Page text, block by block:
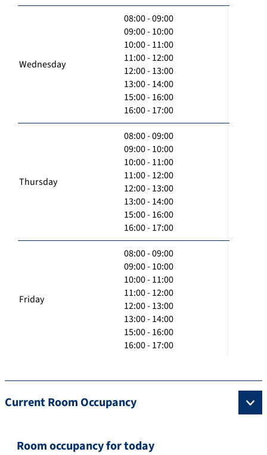
Wednesday
08:00 - 09:00
09:00 - 10:00
10:00 - 11:00
11:00 - 12:00
12:00 - 13:00
13:00 - 14:00
15:00 - 16:00
16:00 - 17:00
Thursday
08:00 - 09:00
09:00 - 10:00
10:00 - 11:00
11:00 - 12:00
12:00 - 13:00
13:00 - 14:00
15:00 - 16:00
16:00 - 17:00
Friday
08:00 - 09:00
09:00 - 10:00
10:00 - 11:00
11:00 - 12:00
12:00 - 13:00
13:00 - 14:00
15:00 - 16:00
16:00 - 17:00
Current Room Occupancy
Room occupancy for today